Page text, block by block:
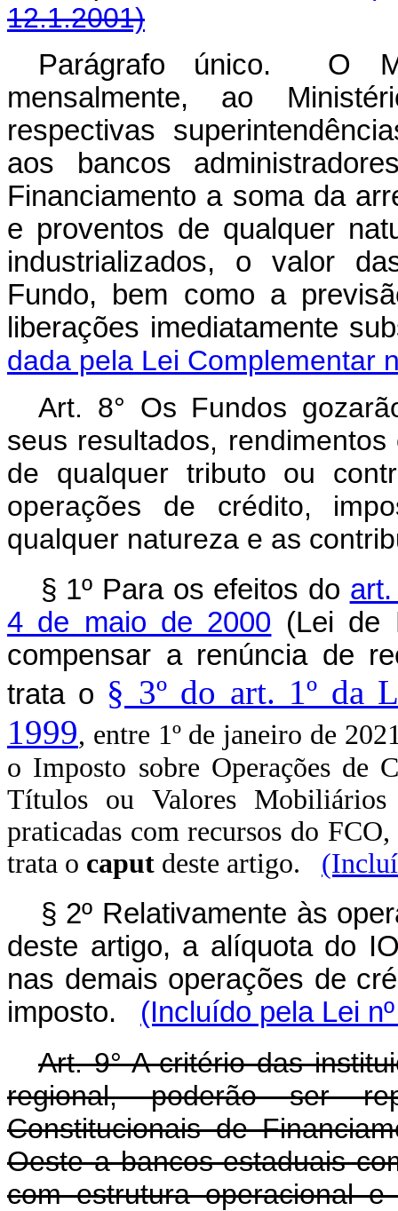
12.1.2001)
Parágrafo único. O
mensalmente, ao
respectivas
aos bancos
Financiamento a soma da
e proventos de qualquer
industrializados, o valor
Fundo, bem como a
liberações
dada pela Lei Complementar
Art. 8° Os Fundos
seus resultados,
de qualquer tributo ou
operações de crédito,
qualquer natureza e as
§ 1º Para os efeitos do
4 de maio de 2000 (Lei de
compensar a renúncia de
trata o § 3º do art. 1º da
1999, entre 1º de janeiro de
o Imposto sobre Operações de
Títulos ou Valores
praticadas com recursos do
trata o caput deste artigo.
§ 2º Relativamente às
deste artigo, a alíquota do
nas demais operações de
imposto.
(Incluído pela Lei
Art. 9° A critério das
regional, poderão ser
Constitucionais de
Oeste a bancos estaduais
com estrutura operacional